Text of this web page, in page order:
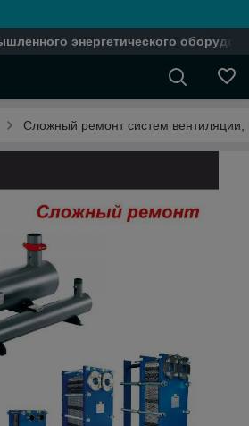
энергетического
Сложный ремонт систем